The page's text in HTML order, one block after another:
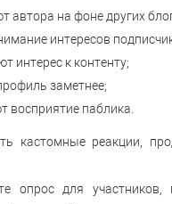
автора на фоне других
интересов
интерес к контенту;
заметнее;
восприятие паблика.
кастомные реакции,
опрос для участников,